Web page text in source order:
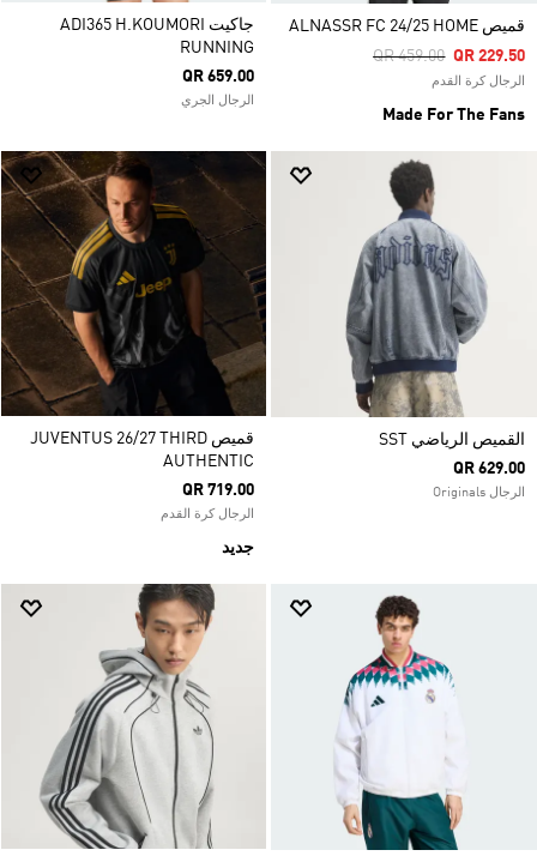
قميص ALNASSR FC 24/25 HOME
Price Reduced From
QR 459.00ToQR 229.50
الرجال كرة القدم
Made For The Fans
جاكيت ADI365 H.KOUMORI
RUNNING
QR 659.00
الرجال الجري
القميص الرياضي SST
QR 629.00
الرجال Originals
قميص JUVENTUS 26/27 THIRD
AUTHENTIC
QR 719.00
الرجال كرة القدم
جديد